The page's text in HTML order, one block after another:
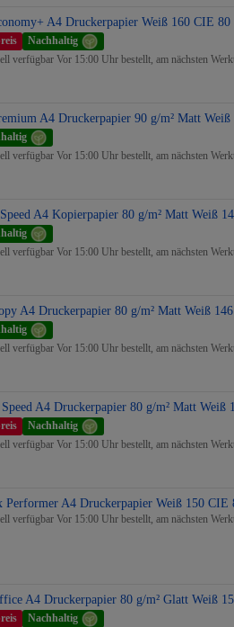
A4 Druckerpapier Weiß 160 CIE 80
Nachhaltig
verfügbar Vor 15:00 Uhr bestellt, am nächsten
A4 Druckerpapier 90 g/m² Matt
verfügbar Vor 15:00 Uhr bestellt, am nächsten
A4 Kopierpapier 80 g/m² Matt Weiß
verfügbar Vor 15:00 Uhr bestellt, am nächsten
A4 Druckerpapier 80 g/m² Matt Weiß
verfügbar Vor 15:00 Uhr bestellt, am nächsten
Speed A4 Druckerpapier 80 g/m² Matt Weiß
Nachhaltig
verfügbar Vor 15:00 Uhr bestellt, am nächsten
Performer A4 Druckerpapier Weiß 150 CIE
verfügbar Vor 15:00 Uhr bestellt, am nächsten
A4 Druckerpapier 80 g/m² Glatt Weiß
Nachhaltig